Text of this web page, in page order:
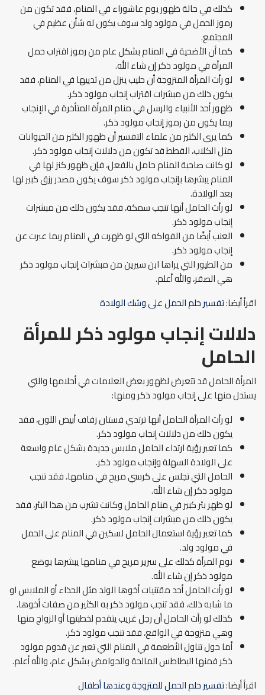
كذلك في حالة ظهور يوم عاشوراء في المنام، فقد تكون من
رموز الحمل في مولود ولد سوف يكون له شأن عظيم في
المجتمع.
كما أن الأضحية في المنام بشكل عام من رموز اقتراب حمل
المرأة في مولود ذكر إن شاء الله.
لو رأت المرأة المتزوجة أن حليب ينزل من ثدييها في المنام، فقد
يكون ذلك من مبشرات اقتراب إنجاب مولود ذكر.
ظهور أحد الأنبياء والرسل في منام المرأة المتأخرة في الإنجاب
ربما يكون من رموز إنجاب مولود ذكر.
كما يرى الكثير من علماء التفسير أن ظهور الكثير من الحيوانات
مثل الكلاب، القطط قد تكون من دلالات إنجاب مولود ذكر.
لو كانت صاحبة المنام حامل بالفعل، فإن ظهور كنز لها في
المنام يبشرها بإنجاب مولود ذكر سوف يكون مصدر رزق كبير لها
بعد الولادة.
لو رأت الحامل أنها تنجب سمكة، فقد يكون ذلك من مبشرات
إنجاب مولود ذكر.
العنب أيضًا من الفواكه التي لو ظهرت في المنام ربما عبرت عن
إنجاب مولود ذكر.
من الطيور التي يراها ابن سيرين من مبشرات إنجاب مولود ذكر
هي الصقر، والله أعلم.
اقرأ أيضا:تفسير حلم الحمل على وشك الولادة
دلالات إنجاب مولود ذكر للمرأة
الحامل
المرأة الحامل قد تتعرض لظهور بعض العلامات في أحلامها والتي
يستدل منها على إنجاب مولود ذكر ومنها:
لو رأت المرأة الحامل أنها ترتدي فستان زفاف أبيض اللون، فقد
يكون ذلك من دلالات إنجاب مولود ذكر.
كما تعبر رؤية ارتداء الحامل ملابس جديدة بشكل عام واسعة
على الولادة السهلة وإنجاب مولود ذكر.
الحامل التي تجلس على كرسي مريح في منامها، فقد تنجب
مولود ذكر إن شاء الله.
لو ظهر بئر كبير في منام الحامل وكانت تشرب من هذا البئر، فقد
يكون ذلك من مبشرات إنجاب مولود ذكر.
كما تعبر رؤية استعمال الحامل لسكين في المنام على الحمل
في مولود ولد.
نوم المرأة كذلك على سرير مريح في منامها يبشرها بوضع
مولود ذكر إن شاء الله.
لو رأت الحامل أحد مقتنيات أخوها الولد مثل الحذاء أو الملابس او
ما شابه ذلك، فقد تنجب مولود ذكر به الكثير من صفات أخوها.
كذلك لو رأت الحامل أن رجل غريب يتقدم لخطبتها أو الزواج منها
وهي متزوجة في الواقع، فقد تنجب مولود ذكر.
أما حول تناول الأطعمة في المنام التي تعبر عن قدوم مولود
ذكر فمنها البطاطس المالحة والحوامض بشكل عام، والله أعلم.
اقرأ أيضا:تفسير حلم الحمل للمتزوجة وعندها أطفال